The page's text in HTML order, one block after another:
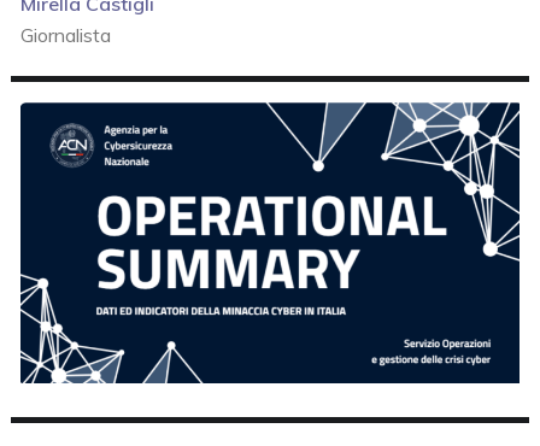
Giornalista